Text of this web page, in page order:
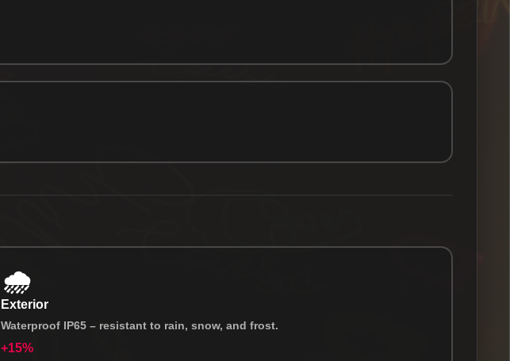
🌧️
Exterior
Waterproof IP65 – resistant to rain, snow, and frost.
+15%